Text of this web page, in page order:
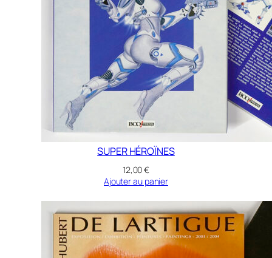
SUPER HÉROÏNES
12,00€
Ajouter au panier